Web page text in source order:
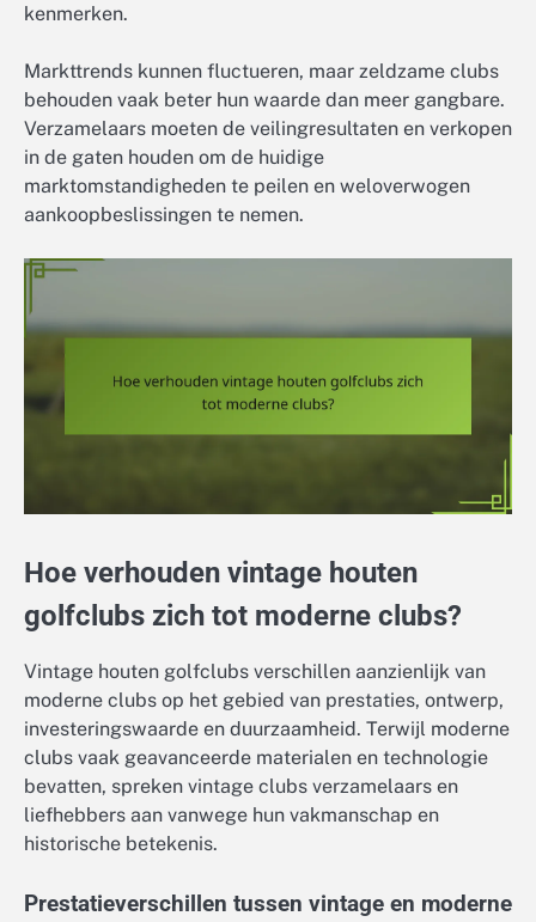
kenmerken.
Markttrends kunnen fluctueren, maar zeldzame clubs
behouden vaak beter hun waarde dan meer gangbare.
Verzamelaars moeten de veilingresultaten en verkopen
in de gaten houden om de huidige
marktomstandigheden te peilen en weloverwogen
aankoopbeslissingen te nemen.
Hoe verhouden vintage houten
golfclubs zich tot moderne clubs?
Vintage houten golfclubs verschillen aanzienlijk van
moderne clubs op het gebied van prestaties, ontwerp,
investeringswaarde en duurzaamheid. Terwijl moderne
clubs vaak geavanceerde materialen en technologie
bevatten, spreken vintage clubs verzamelaars en
liefhebbers aan vanwege hun vakmanschap en
historische betekenis.
Prestatieverschillen tussen vintage en moderne